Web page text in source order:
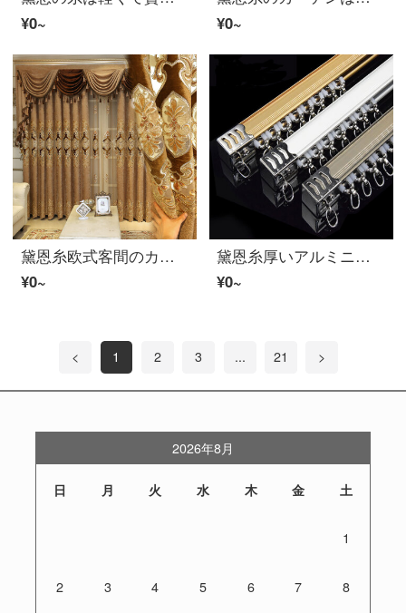
¥0~
¥0~
黛恩糸欧式客間のカーテンは豪華なシニールの透かし模様の書斎のベランダのカーテンは注文してカレー色の布ごとに米を作ります（加工は無料で、カーテンの頭と部品などは別に計算します）
¥0~
黛恩糸厚いアルミニウム合金のカーテンレール静音直レールレールレールレールレールレールレールレールモノレールの重軌の重軌の小包は象牙色の白-金属ホイールを郵送して何メートルで何枚撮りますか？
¥0~
< 1 2 3 ... 21 >
2026年8月
日 月 火 水 木 金 土
1
2 3 4 5 6 7 8